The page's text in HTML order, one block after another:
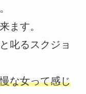
ます。
叱るスクジョ
な女って感じ